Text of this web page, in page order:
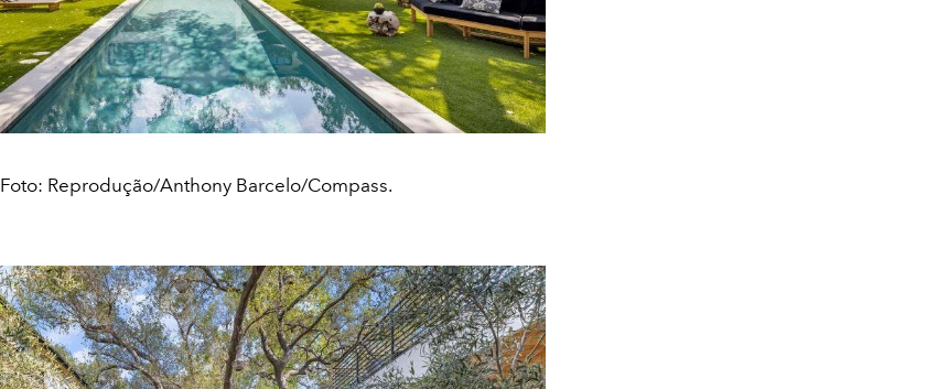
Foto: Reprodução/Anthony Barcelo/Compass.